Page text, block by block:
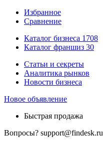
Избранное
Сравнение
Каталог бизнеса 1708
Каталог франшиз 30
Статьи и секреты
Аналитика рынков
Новости бизнеса
Новое объявление
Быстрая продажа
Вопросы? support@findesk.ru